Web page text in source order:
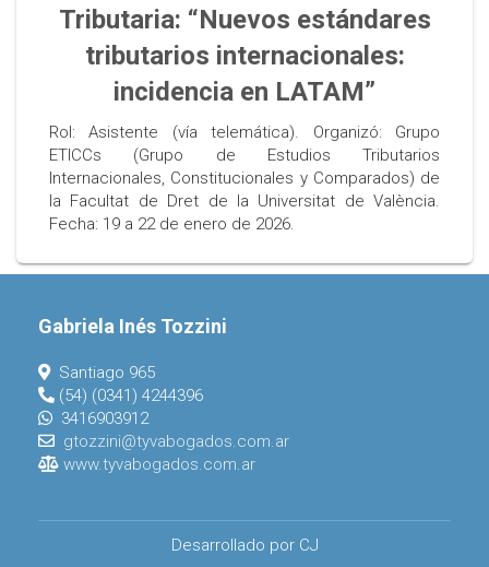
Tributaria: “Nuevos estándares
tributarios internacionales:
incidencia en LATAM”
Rol: Asistente (vía telemática). Organizó: Grupo
ETICCs (Grupo de Estudios Tributarios
Internacionales, Constitucionales y Comparados) de
la Facultat de Dret de la Universitat de València.
Fecha: 19 a 22 de enero de 2026.
Gabriela Inés Tozzini
Santiago 965
(54) (0341) 4244396
3416903912
gtozzini@tyvabogados.com.ar
www.tyvabogados.com.ar
Desarrollado por CJ